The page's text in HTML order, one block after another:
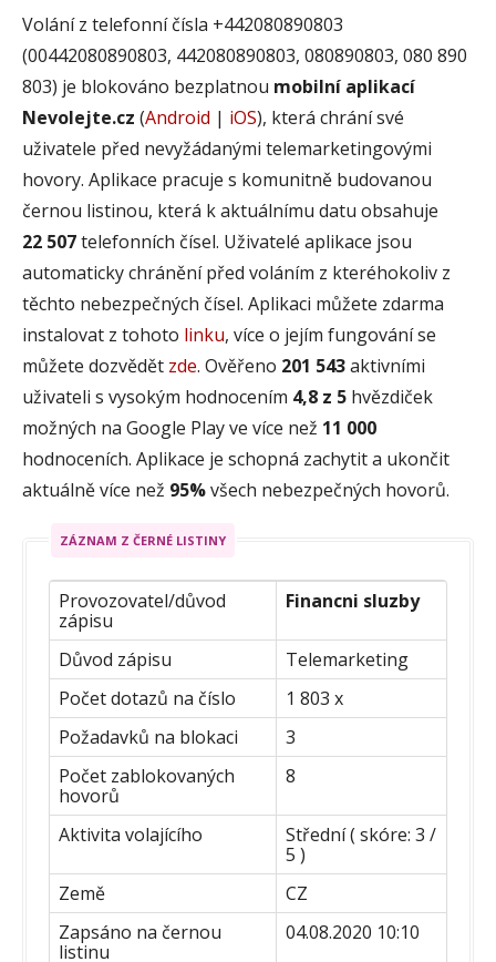
Volání z telefonní čísla +442080890803
(00442080890803, 442080890803, 080890803, 080 890
803) je blokováno bezplatnou mobilní aplikací
Nevolejte.cz (Android | iOS), která chrání své
uživatele před nevyžádanými telemarketingovými
hovory. Aplikace pracuje s komunitně budovanou
černou listinou, která k aktuálnímu datu obsahuje
22 507telefonních čísel. Uživatelé aplikace jsou
automaticky chránění před voláním z kteréhokoliv z
těchto nebezpečných čísel. Aplikaci můžete zdarma
instalovat z tohoto linku, více o jejím fungování se
můžete dozvědět zde. Ověřeno 201 543aktivními
uživateli s vysokým hodnocením 4,8 z 5 hvězdiček
možných na Google Play ve více než 11 000
hodnoceních. Aplikace je schopná zachytit a ukončit
aktuálně více než 95%všech nebezpečných hovorů.
ZÁZNAM Z ČERNÉ LISTINY
Provozovatel/důvod
zápisu
Financni sluzby
Důvod zápisu
Telemarketing
Počet dotazů na číslo
1 803 x
Požadavků na blokaci
3
Počet zablokovaných
hovorů
8
Aktivita volajícího
Střední ( skóre: 3 /
5 )
Země
CZ
Zapsáno na černou
listinu
04.08.2020 10:10